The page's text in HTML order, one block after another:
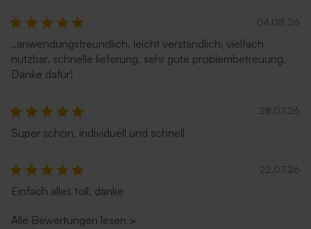
04.08.26
..anwendungsfreundlich. leicht verständlich. vielfach
nutzbar. schnelle lieferung. sehr gute problembetreuung.
Danke dafür!
28.07.26
Super schön, individuell und schnell
22.07.26
Einfach alles toll, danke
Alle Bewertungen lesen >